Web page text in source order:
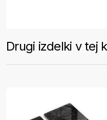
Drugi izdelki v tej